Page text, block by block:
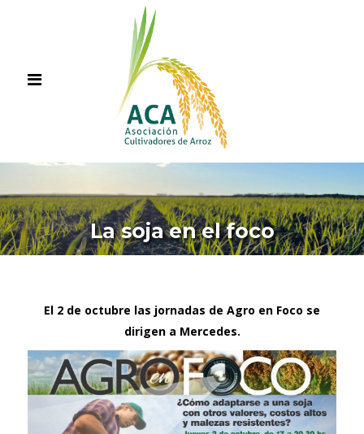
La soja en el foco
El 2 de octubre las jornadas de Agro en Foco se
dirigen a Mercedes.